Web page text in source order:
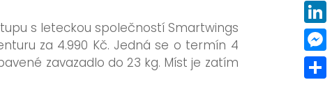
s leteckou společností Smartwings
za 4.990 Kč. Jedná se o termín 4
zavazadlo do 23 kg. Míst je zatím